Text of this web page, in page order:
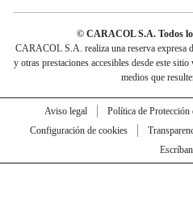
© CARACOL S.A. Todos
CARACOL S.A. realiza una reserva expresa
y otras prestaciones accesibles desde este
medios que
Aviso legal Política de Protección
Configuración de cookies